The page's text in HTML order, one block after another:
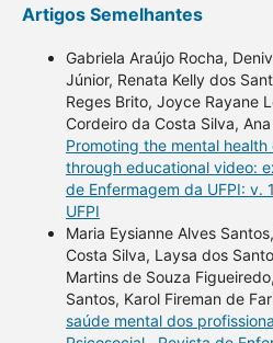
Artigos Semelhantes
Gabriela Araújo Rocha,
Júnior, Renata Kelly dos
Reges Brito, Joyce Rayane
Cordeiro da Costa Silva,
Promoting the mental
through educational video:
de Enfermagem da UFPI: v.
UFPI
Maria Eysianne Alves
Costa Silva, Laysa dos
Martins de Souza
Santos, Karol Fireman de
saúde mental dos